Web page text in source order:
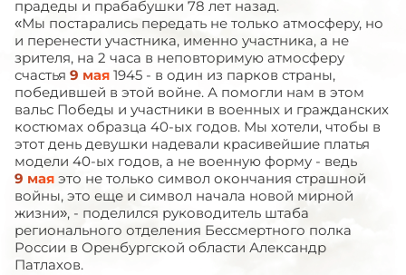
прадеды и прабабушки 78 лет назад.
«Мы постарались передать не только атмосферу, но
и перенести участника, именно участника, а не
зрителя, на 2 часа в неповторимую атмосферу
счастья 9 мая 1945 - в один из парков страны,
победившей в этой войне. А помогли нам в этом
вальс Победы и участники в военных и гражданских
костюмах образца 40-ых годов. Мы хотели, чтобы в
этот день девушки надевали красивейшие платья
модели 40-ых годов, а не военную форму - ведь
9 мая это не только символ окончания страшной
войны, это еще и символ начала новой мирной
жизни», - поделился руководитель штаба
регионального отделения Бессмертного полка
России в Оренбургской области Александр
Патлахов.